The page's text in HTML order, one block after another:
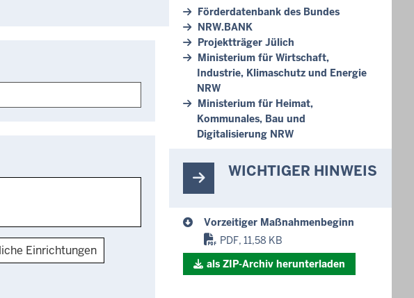
Einrichtungen
Förderdatenbank des Bundes
NRW.BANK
Projektträger Jülich
Ministerium für Wirtschaft,
Industrie, Klimaschutz und Energie
NRW
Ministerium für Heimat,
Kommunales, Bau und
Digitalisierung NRW
WICHTIGER HINWEIS
Vorzeitiger Maßnahmenbeginn
PDF, 11,58 KB
als ZIP-Archiv herunterladen